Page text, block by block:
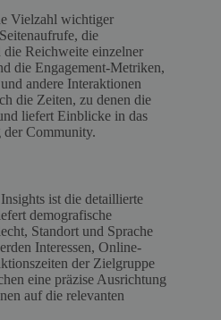
Vielzahl wichtiger
die
Reichweite einzelner
die Engagement-Metriken,
andere Interaktionen
die Zeiten, zu denen die
liefert Einblicke in das
Community.
ist die detaillierte
demografische
Standort und Sprache
Interessen, Online-
der Zielgruppe
eine präzise Ausrichtung
auf die relevanten